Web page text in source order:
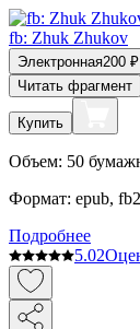
fb: Zhuk Zhukov
Электронная200 ₽
Читать фрагмент
Купить
Объем: 50
Формат: epub,
Подробнее
5.02